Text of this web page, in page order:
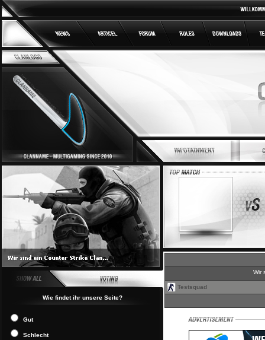
Wie findet ihr unsere Seite?
Gut
Schlecht
Wir
Testsquad